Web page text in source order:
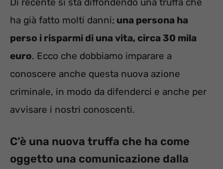
ha già fatto molti danni; una persona ha
perso i risparmi di una vita, circa 30 mila
euro. Ecco che dobbiamo imparare a
conoscere anche questa nuova azione
criminale, in modo da difenderci e anche per
avvisare i nostri conoscenti.
C’è una nuova truffa che ha come
oggetto una comunicazione dalla